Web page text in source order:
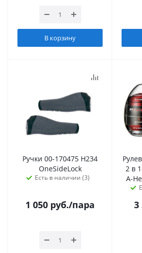
В корзину
Ручки 00-170475 H234
OneSideLock
Есть в наличии (3)
1 050 руб./пара
2 в
A-
3